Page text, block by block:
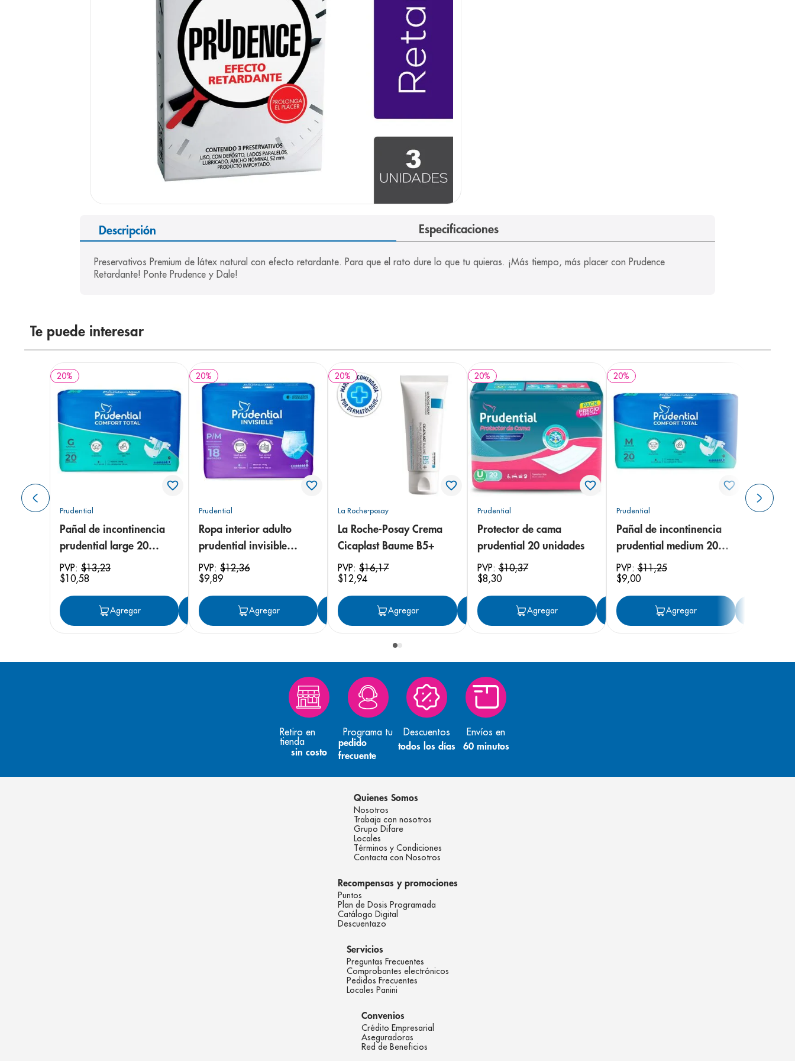
Descripción Especificaciones
Preservativos Premium de látex natural con efecto retardante. Para que el rato dure lo que tu quieras. ¡Más tiempo, más placer con Prudence
Retardante! Ponte Prudence y Dale!
Te puede interesar
20%
Prudential
Pañal de incontinencia
prudential large 20
unidades
PVP: $13,23
$10,58
Agregar Agregar
20%
Prudential
Ropa interior adulto
prudential invisible
small/medium 18
unidades
PVP:$12,36
$9,89
Agregar Agregar
20%
La Roche-posay
La Roche-Posay Crema
Cicaplast Baume B5+
PVP:$16,17
$12,94
Agregar Agregar
20%
Prudential
Protector de cama
prudential 20 unidades
PVP:$10,37
$8,30
Agregar Agregar
20%
Prudential
Pañal de incontinencia
prudential medium 20
unidades
PVP:$11,25
$9,00
Agregar
Retiro en
tienda
sin costo
Programa tu
pedido
frecuente
Descuentos
todos los días
Envíos en
60 minutos
Quienes Somos
Nosotros
Trabaja con nosotros
Grupo Difare
Locales
Términos y Condiciones
Contacta con Nosotros
Recompensas y promociones
Puntos
Plan de Dosis Programada
Catálogo Digital
Descuentazo
Servicios
Preguntas Frecuentes
Comprobantes electrónicos
Pedidos Frecuentes
Locales Panini
Convenios
Crédito Empresarial
Aseguradoras
Red de Beneficios
10.desodorante